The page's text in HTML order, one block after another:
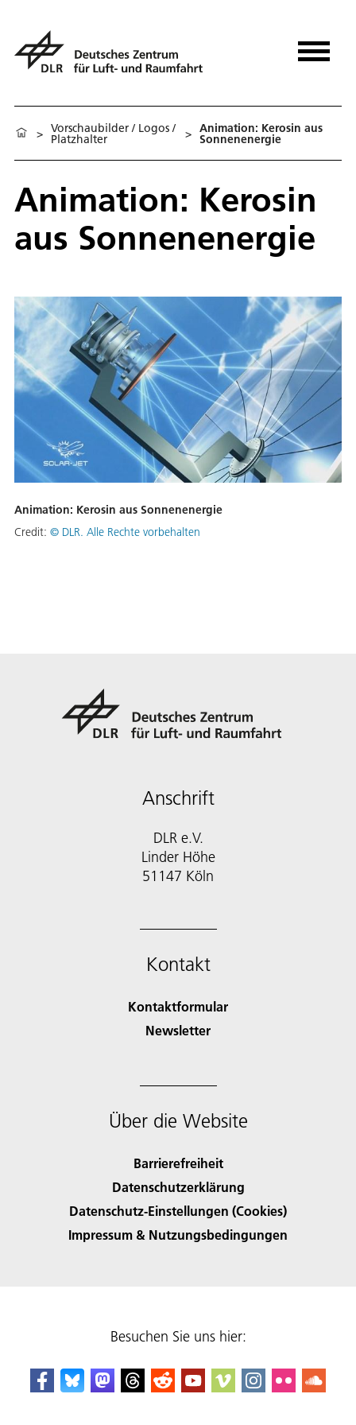
> Vorschaubilder / Logos /
Platzhalter > Animation: Kerosin aus
Sonnenenergie
Animation: Kerosin
aus Sonnenenergie
Animation: Kerosin aus Sonnenenergie
Credit: © DLR. Alle Rechte vorbehalten
Anschrift
DLR e.V.
Linder Höhe
51147 Köln
Kontakt
Kontaktformular
Newsletter
Über die Website
Barrierefreiheit
Datenschutzerklärung
Datenschutz-Einstellungen (Cookies)
Impressum & Nutzungsbedingungen
Besuchen Sie uns hier: